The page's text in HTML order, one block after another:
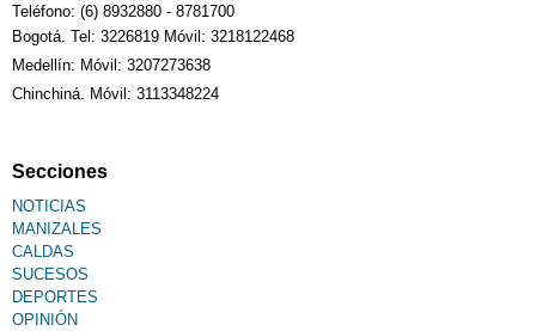
Teléfono: (6) 8932880 - 8781700
Bogotá. Tel: 3226819 Móvil: 3218122468
Medellín: Móvil: 3207273638
Chinchiná. Móvil: 3113348224
Secciones
NOTICIAS
MANIZALES
CALDAS
SUCESOS
DEPORTES
OPINIÓN